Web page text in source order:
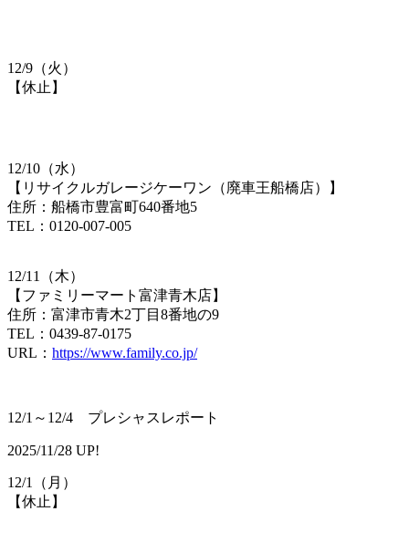
12/9（火）
【​休止】
12/10（水）
【​リサイクルガレージケーワン（廃車王船橋店）】
住所：船橋市豊富町640番地5
TEL：0120-007-005
12/11（木）
【​ファミリーマート富津青木店】
住所：富津市青木2丁目8番地の9
TEL：0439-87-0175
URL： https://www.family.co.jp/
12/1～12/4 プレシャスレポート
2025/11/28 UP!
12/1（月）
【​休止】